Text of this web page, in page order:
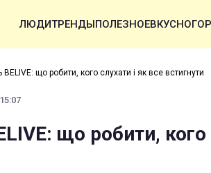
ЛЮДИТРЕНДЫПОЛЕЗНОЕВКУСНО
що робити, кого слухати і як все встигнути
що робити, кого